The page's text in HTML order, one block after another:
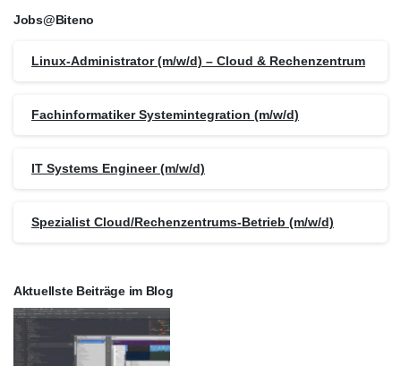
Jobs@Biteno
Linux-Administrator (m/w/d) – Cloud & Rechenzentrum
Fachinformatiker Systemintegration (m/w/d)
IT Systems Engineer (m/w/d)
Spezialist Cloud/Rechenzentrums-Betrieb (m/w/d)
Aktuellste Beiträge im Blog